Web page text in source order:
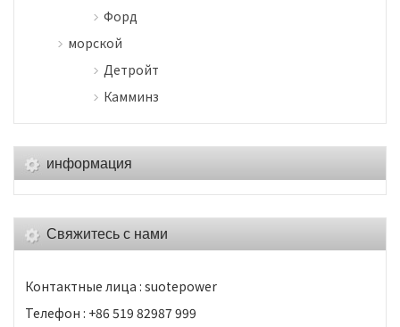
Форд
морской
Детройт
Камминз
информация
Свяжитесь с нами
Контактные лица : suotepower
Телефон : +86 519 82987 999